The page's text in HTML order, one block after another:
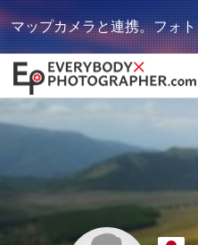
マップカメラと連携。フォ